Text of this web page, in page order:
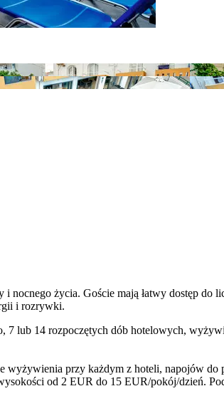
nocnego życia. Goście mają łatwy dostęp
i rozrywki.
7 lub 14 rozpoczętych dób hotelowych,
przy każdym z hoteli, napojów do
od 2 EUR do 15 EUR/pokój/dzień.